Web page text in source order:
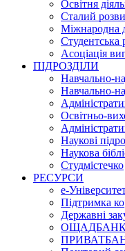
Освітня
Сталий
Міжнародна
Студентська
Асоціація
ПІДРОЗДІЛИ
Навчально-
Навчально-
Освітньо-
Наукові
Наукова
Студмістечко
РЕСУРСИ
е-
Підтримка
Державні
ОЩАДБАНК